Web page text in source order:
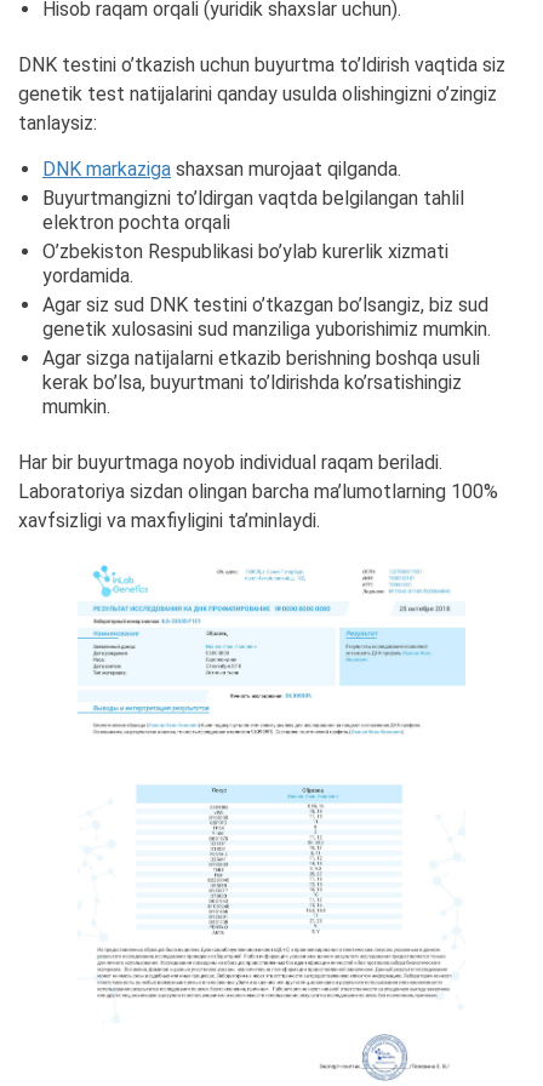
Hisob raqam orqali (yuridik shaxslar uchun).
DNK testini o’tkazish uchun buyurtma to’ldirish vaqtida siz
genetik test natijalarini qanday usulda olishingizni o’zingiz
tanlaysiz:
DNK markaziga shaxsan murojaat qilganda.
Buyurtmangizni to’ldirgan vaqtda belgilangan tahlil
elektron pochta orqali
O’zbekiston Respublikasi bo’ylab kurerlik xizmati
yordamida.
Agar siz sud DNK testini o’tkazgan bo’lsangiz, biz sud
genetik xulosasini sud manziliga yuborishimiz mumkin.
Agar sizga natijalarni etkazib berishning boshqa usuli
kerak bo’lsa, buyurtmani to’ldirishda ko’rsatishingiz
mumkin.
Har bir buyurtmaga noyob individual raqam beriladi.
Laboratoriya sizdan olingan barcha ma’lumotlarning 100%
xavfsizligi va maxfiyligini ta’minlaydi.